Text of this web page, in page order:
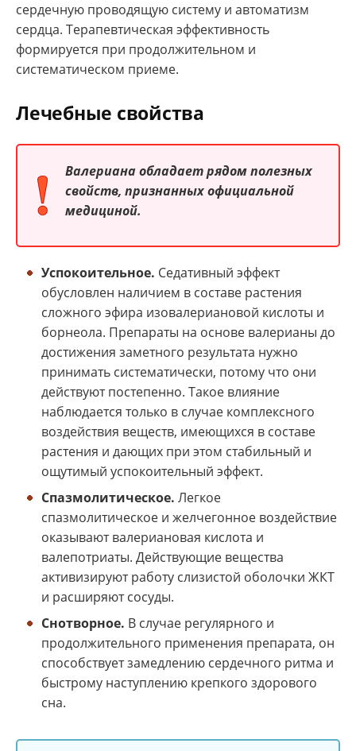
сердечную проводящую систему и автоматизм
сердца. Терапевтическая эффективность
формируется при продолжительном и
систематическом приеме.
Лечебные свойства
Валериана обладает рядом полезных
свойств, признанных официальной
медициной.
Успокоительное. Седативный эффект
обусловлен наличием в составе растения
сложного эфира изовалериановой кислоты и
борнеола. Препараты на основе валерианы до
достижения заметного результата нужно
принимать систематически, потому что они
действуют постепенно. Такое влияние
наблюдается только в случае комплексного
воздействия веществ, имеющихся в составе
растения и дающих при этом стабильный и
ощутимый успокоительный эффект.
Спазмолитическое. Легкое
спазмолитическое и желчегонное воздействие
оказывают валериановая кислота и
валепотриаты. Действующие вещества
активизируют работу слизистой оболочки ЖКТ
и расширяют сосуды.
Снотворное. В случае регулярного и
продолжительного применения препарата, он
способствует замедлению сердечного ритма и
быстрому наступлению крепкого здорового
сна.